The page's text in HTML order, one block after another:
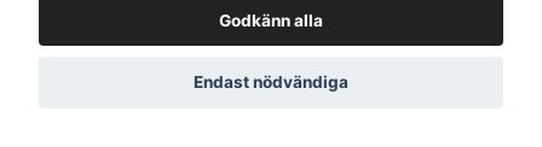
Godkänn alla
Endast nödvändiga